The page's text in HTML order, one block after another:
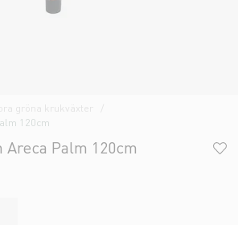
gröna krukväxter
120cm
Palm 120cm